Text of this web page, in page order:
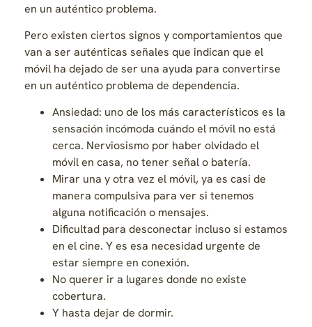
en un auténtico problema.
Pero existen ciertos signos y comportamientos que
van a ser auténticas señales que indican que el
móvil ha dejado de ser una ayuda para convertirse
en un auténtico problema de dependencia.
Ansiedad: uno de los más característicos es la
sensación incómoda cuándo el móvil no está
cerca. Nerviosismo por haber olvidado el
móvil en casa, no tener señal o batería.
Mirar una y otra vez el móvil, ya es casi de
manera compulsiva para ver si tenemos
alguna notificación o mensajes.
Dificultad para desconectar incluso si estamos
en el cine. Y es esa necesidad urgente de
estar siempre en conexión.
No querer ir a lugares donde no existe
cobertura.
Y hasta dejar de dormir.